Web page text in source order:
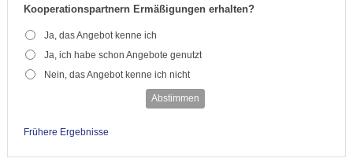
Kooperationspartnern Ermäßigungen erhalten?
Ja, das Angebot kenne ich
Ja, ich habe schon Angebote genutzt
Nein, das Angebot kenne ich nicht
Abstimmen
Frühere Ergebnisse